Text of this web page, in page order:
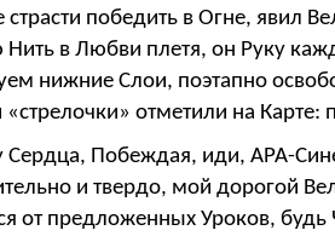
страсти победить в Огне, явил
в Любви плетя, он Руку
нижние Слои, поэтапно
отметили на
Сердца, Побеждая, иди, АРА-
и твердо, мой дорогой
от предложенных Уроков,